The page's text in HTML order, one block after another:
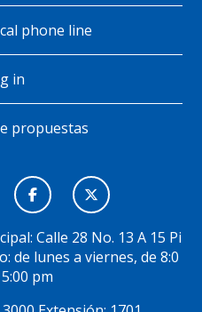
phone line
in
propuestas
Calle 28 No. 13 A 15 Pi
de lunes a viernes, de 8:0
pm